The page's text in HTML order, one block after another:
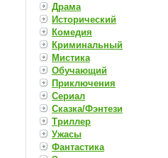
Драма
Исторический
Комедия
Криминальный
Мистика
Обучающий
Приключения
Сериал
Сказка/Фэнтези
Триллер
Ужасы
Фантастика